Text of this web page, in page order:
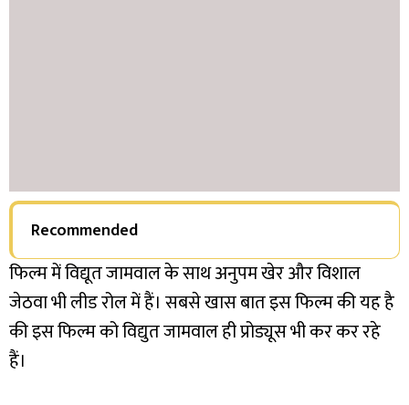
Recommended
फिल्म में विद्यूत जामवाल के साथ अनुपम खेर और विशाल
जेठवा भी लीड रोल में हैं। सबसे खास बात इस फिल्म की यह है
की इस फिल्म को विद्युत जामवाल ही प्रोड्यूस भी कर कर रहे
हैं।